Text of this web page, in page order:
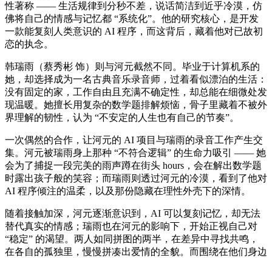
性著称 —— 生活规律到分秒不差，说话简洁到近乎冷漠，仿
佛将自己的情感与记忆都 “系统化”。他的研究核心，是开发
一款能复刻人类意识的 AI 程序，而这背后，藏着他对已故初
恋的执念。
韩瑞雨（蔡秀彬 饰）则与河元截然不同。毕业于计算机系的
她，却选择成为一名古典音乐录音师，过着看似漂泊的生活：
没有固定的家，工作自由且充满不确定性，却总能在细微处发
现温暖。她擅长用复杂的数学题排解烦恼，骨子里藏着不被外
界理解的韧性，认为 “不安定的人生也有自己的节奏”。
一次偶然的合作，让河元的 AI 项目与瑞雨的录音工作产生交
集。河元被瑞雨身上那种 “不符合逻辑” 的生命力吸引 —— 她
会为了捕捉一段完美的雨声蹲在街头 hours，会在解出数学题
时露出孩子般的笑容；而瑞雨则透过河元的冷漠，看到了他对
AI 程序倾注的温柔，以及那份隐藏在理性外壳下的深情。
随着接触加深，河元逐渐意识到，AI 可以复刻记忆，却无法
替代真实的情感；瑞雨也在河元的影响下，开始正视自己对
“稳定” 的渴望。两人如同拼图的两半，在差异中寻找共鸣，
在各自的孤独里，慢慢拼凑出爱情的全貌。而围绕在他们身边